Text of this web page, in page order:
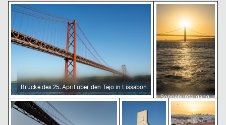
Brücke des 25. April über den Tejo in Lissabon
Brücke des 25. April über den Tejo in Lissabon
Sonnenuntergang
an der Ponte 25
de Abril über dem
Tejo, Lissabon
Ponte 25 de Abril bei Sonnenuntergang mit
Padrão dos